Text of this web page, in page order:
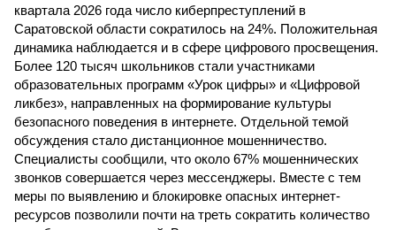
квартала 2026 года число киберпреступлений в
Саратовской области сократилось на 24%. Положительная
динамика наблюдается и в сфере цифрового просвещения.
Более 120 тысяч школьников стали участниками
образовательных программ «Урок цифры» и «Цифровой
ликбез», направленных на формирование культуры
безопасного поведения в интернете. Отдельной темой
обсуждения стало дистанционное мошенничество.
Специалисты сообщили, что около 67% мошеннических
звонков совершается через мессенджеры. Вместе с тем
меры по выявлению и блокировке опасных интернет-
ресурсов позволили почти на треть сократить количество